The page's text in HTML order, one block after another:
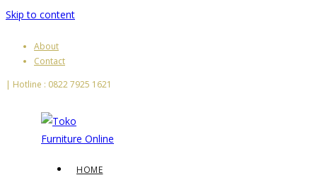
Skip to content
About
Contact
| Hotline : 0822 7925 1621
HOME